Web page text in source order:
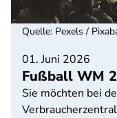
01. Juni 2026
Fußball WM
Sie möchten bei
Quelle: Pexels /